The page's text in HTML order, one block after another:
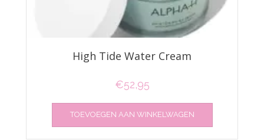
High Tide Water Cream
€52,95
TOEVOEGEN AAN WINKELWAGEN